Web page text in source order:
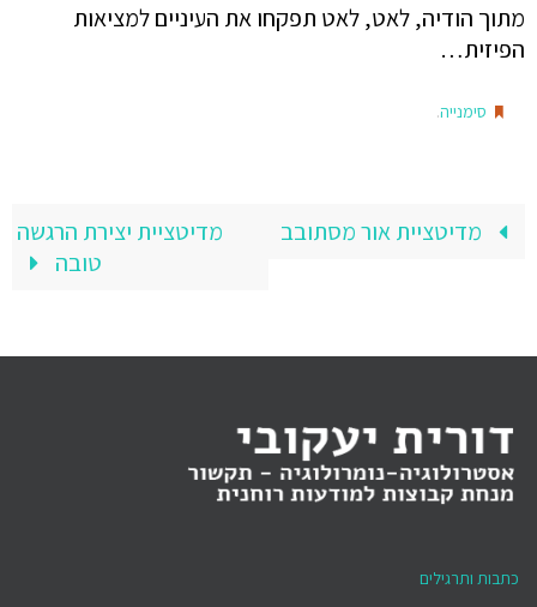
מתוך הודיה, לאט, לאט תפקחו את העיניים למציאות
הפיזית…
סימנייה.
מדיטציית אור מסתובב
מדיטציית יצירת הרגשה
טובה
כתבות ותרגילים